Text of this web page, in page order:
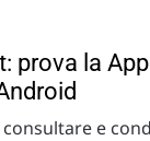
prova la
e